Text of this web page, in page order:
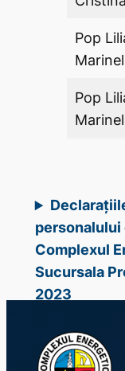
Pop
Pop
Complexul
Sucursala
2023